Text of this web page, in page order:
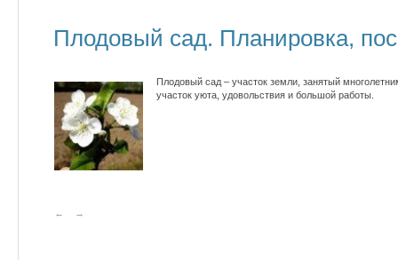
Плодовый сад. Планировка,
Плодовый сад – участок земли, занятый
участок уюта, удовольствия и большой работы.
← →